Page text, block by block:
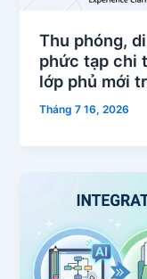
Thu phóng,
phức tạp chi
lớp phủ mới
Tháng 7 16, 2026